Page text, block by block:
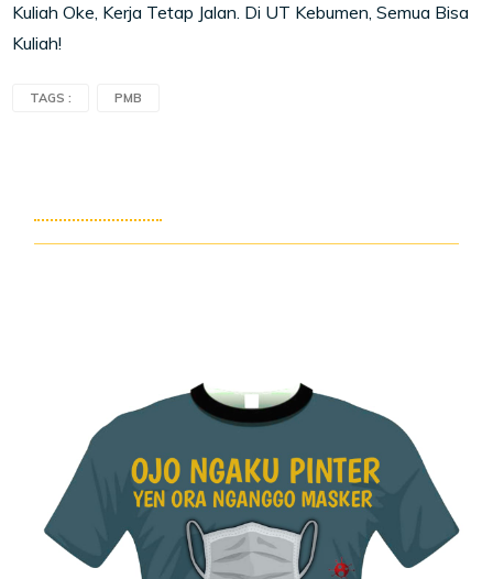
Kuliah Oke, Kerja Tetap Jalan. Di UT Kebumen, Semua Bisa
Kuliah!
TAGS : PMB